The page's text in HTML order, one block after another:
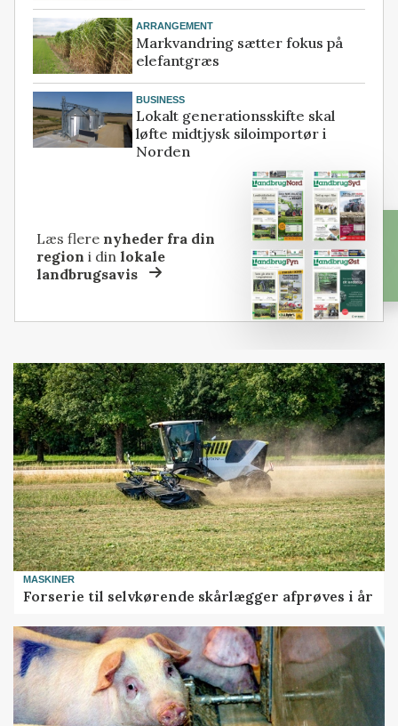
ARRANGEMENT
Markvandring sætter fokus på
elefantgræs
BUSINESS
Lokalt generationsskifte skal
løfte midtjysk siloimportør i
Norden
Læs flere nyheder fra din
region i dinlokale
landbrugsavis
MASKINER
Forserie til selvkørende skårlægger afprøves i år